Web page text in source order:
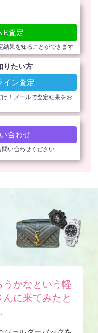
査定
結果を知ることができます
りたい方
イン査定
！メールで査定結果をお
合わせ
問い合わせください
かなという軽
に来てみたと